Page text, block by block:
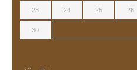
23 24 25 26
30